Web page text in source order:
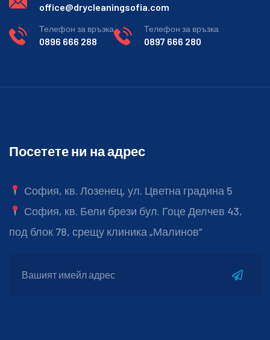
office@drycleaningsofia.com
Телефон за връзка
0896 666 288
Телефон за връзка
0897 666 280
Посетете ни на адрес
София, кв. Лозенец, ул. Цветна градина 5
София, кв. Бели брези бул. Гоце Делчев 43,
под блок 78, срещу клиника „Малинов“